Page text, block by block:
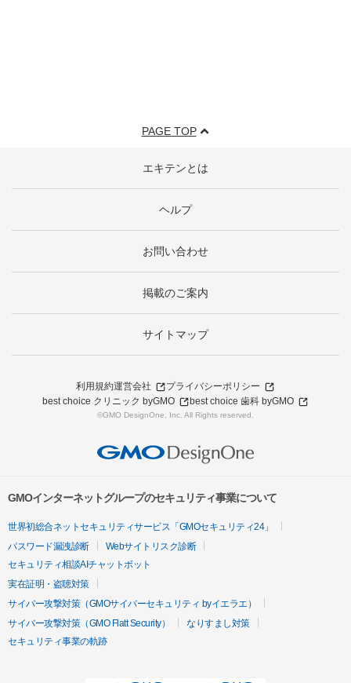
PAGE TOP
エキテンとは
ヘルプ
お問い合わせ
掲載のご案内
サイトマップ
利用規約運営会社
プライバシーポリシー
best choice クリニック byGMO
best choice 歯科 byGMO
©GMO DesignOne, Inc. All Rights reserved.
GMOインターネットグループのセキュリティ事業について
世界初総合ネットセキュリティサービス「GMOセキュリティ24」
パスワード漏洩診断
Webサイトリスク診断
セキュリティ相談AIチャットボット
実在証明・盗聴対策
サイバー攻撃対策（GMOサイバーセキュリティ byイエラエ）
サイバー攻撃対策（GMO Flatt Security）
なりすまし対策
セキュリティ事業の軌跡